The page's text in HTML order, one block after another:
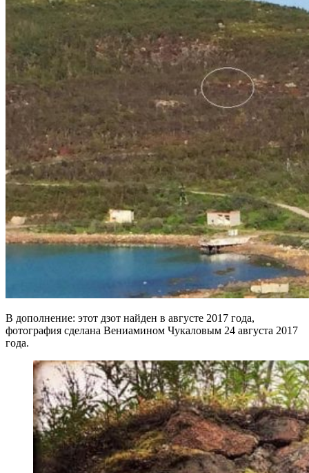
В дополнение: этот дзот найден в августе 2017 года,
фотография сделана Вениамином Чукаловым 24 августа 2017
года.